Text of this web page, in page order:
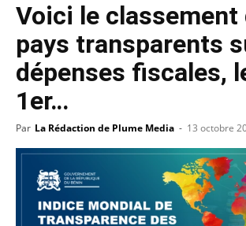
Voici le classement
pays transparents
dépenses fiscales,
1er…
Par La Rédaction de Plume Media - 13 octobre